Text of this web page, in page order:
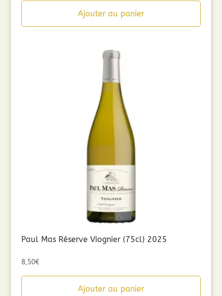
Ajouter au panier
Paul Mas Réserve Viognier (75cl) 2025
8,50€
Ajouter au panier